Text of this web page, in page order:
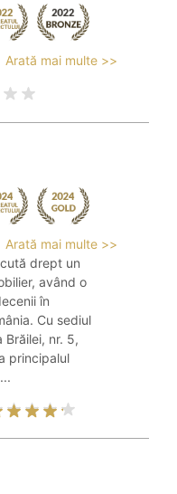
Arată mai multe >>
Arată mai multe >>
drept un
având o
în
Cu sediul
Brăilei, nr. 5,
principalul